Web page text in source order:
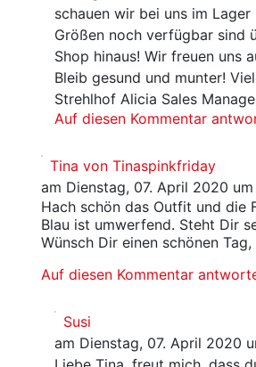
schauen wir bei uns im Lager
Größen noch verfügbar sind
Shop hinaus! Wir freuen uns
Bleib gesund und munter!
Strehlhof Alicia Sales
Auf diesen Kommentar
Tina von Tinaspinkfriday
am Dienstag, 07. April 2020
Hach schön das Outfit und die
Blau ist umwerfend. Steht Dir
Wünsch Dir einen schönen
Auf diesen Kommentar
Susi
am Dienstag, 07. April 2020